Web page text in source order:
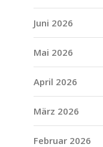
Juni 2026
Mai 2026
April 2026
März 2026
Februar 2026